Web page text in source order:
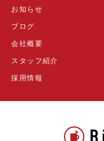
お知らせ
ブログ
会社概要
スタッフ紹介
採用情報